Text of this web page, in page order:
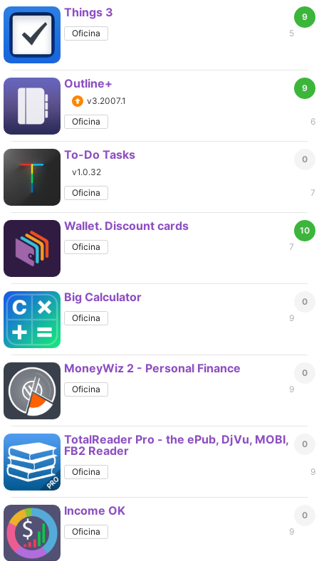
9
Things 3
Oficina 5
9
Outline+
v3.2007.1
Oficina
6
0
To-Do Tasks
v1.0.32
Oficina
7
10
Wallet. Discount cards
Oficina 7
0
Big Calculator
Oficina 9
0
MoneyWiz 2 - Personal Finance
Oficina 9
0
TotalReader Pro - the ePub, DjVu, MOBI,
FB2 Reader
Oficina 9
0
Income OK
Oficina 9